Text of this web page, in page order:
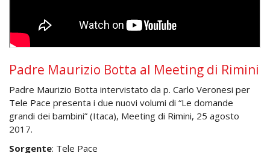
Padre Maurizio Botta al Meeting di Rimini
Padre Maurizio Botta intervistato da p. Carlo Veronesi per
Tele Pace presenta i due nuovi volumi di “Le domande
grandi dei bambini” (Itaca), Meeting di Rimini, 25 agosto
2017.
Sorgente: Tele Pace